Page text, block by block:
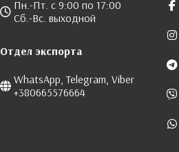
Пн.-Пт. с 9:00 по 17:00
Сб.-Вс. выходной
Отдел экспорта
WhatsApp, Telegram, Viber
+380665576664